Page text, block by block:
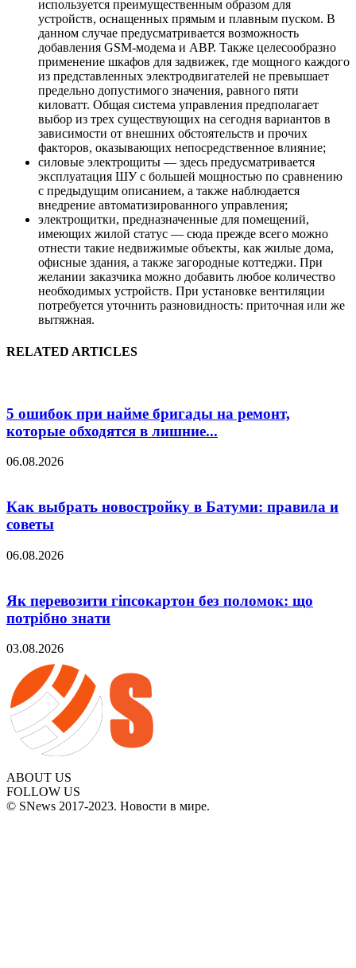
используется преимущественным образом для
устройств, оснащенных прямым и плавным пуском. В
данном случае предусматривается возможность
добавления GSM-модема и АВР. Также целесообразно
применение шкафов для задвижек, где мощного каждого
из представленных электродвигателей не превышает
предельно допустимого значения, равного пяти
киловатт. Общая система управления предполагает
выбор из трех существующих на сегодня вариантов в
зависимости от внешних обстоятельств и прочих
факторов, оказывающих непосредственное влияние;
силовые электрощиты — здесь предусматривается
эксплуатация ШУ с большей мощностью по сравнению
с предыдущим описанием, а также наблюдается
внедрение автоматизированного управления;
электрощитки, предназначенные для помещений,
имеющих жилой статус — сюда прежде всего можно
отнести такие недвижимые объекты, как жилые дома,
офисные здания, а также загородные коттеджи. При
желании заказчика можно добавить любое количество
необходимых устройств. При установке вентиляции
потребуется уточнить разновидность: приточная или же
вытяжная.
RELATED ARTICLES
5 ошибок при найме бригады на ремонт,
которые обходятся в лишние...
06.08.2026
Как выбрать новостройку в Батуми: правила и
советы
06.08.2026
Як перевозити гіпсокартон без поломок: що
потрібно знати
03.08.2026
ABOUT US
FOLLOW US
© SNews 2017-2023. Новости в мире.